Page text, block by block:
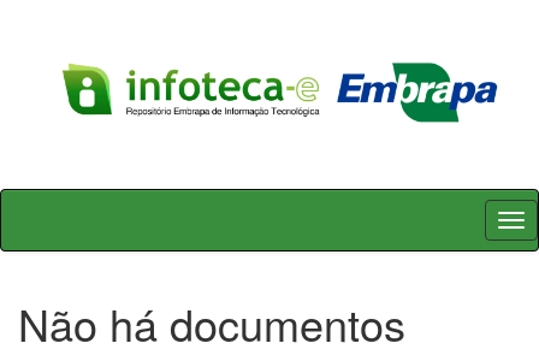
Skip
Não há documentos